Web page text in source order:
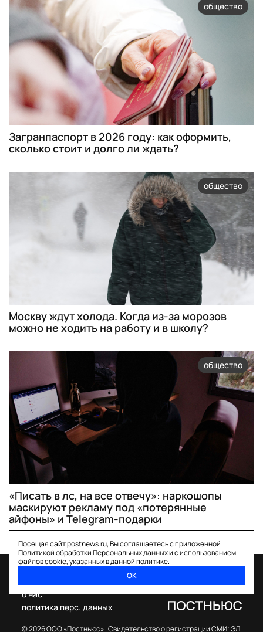
общество
Загранпаспорт в 2026 году: как оформить,
сколько стоит и долго ли ждать?
общество
Москву ждут холода. Когда из-за морозов
можно не ходить на работу и в школу?
общество
«Писать в лс, на все отвечу»: наркошопы
маскируют рекламу под «потерянные
айфоны» и Telegram-подарки
Посещая сайт postnews.ru, Вы соглашаетесь с приложенной
Политикой обработки Персональных данныхи с использованием
файлов cookie, указанных в данной политике.
ОК
© 2026 ООО «Постньюс» |Свидетельство о регистрации СМИ: ЭЛ
о нас
политика перс. данных